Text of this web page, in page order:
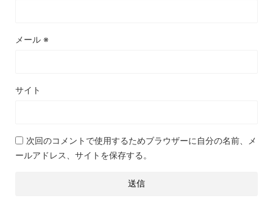
メール ※
サイト
次回のコメントで使用するためブラウザーに自分の名前、メ
ールアドレス、サイトを保存する。